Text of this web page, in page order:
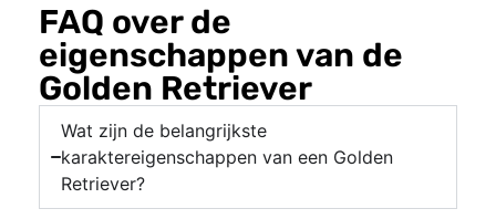
FAQ over de
eigenschappen van de
Golden Retriever
Wat zijn de belangrijkste
karaktereigenschappen van een Golden
Retriever?